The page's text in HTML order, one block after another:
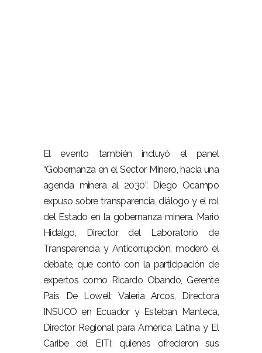
El evento también incluyó el panel
“Gobernanza en el Sector Minero, hacia una
agenda minera al 2030”. Diego Ocampo
expuso sobre transparencia, diálogo y el rol
del Estado en la gobernanza minera. Mario
Hidalgo, Director del Laboratorio de
Transparencia y Anticorrupción, moderó el
debate, que contó con la participación de
expertos como Ricardo Obando, Gerente
Pais De Lowell; Valeria Arcos, Directora
INSUCO en Ecuador y Esteban Manteca,
Director Regional para América Latina y El
Caribe del EITI; quienes ofrecieron sus